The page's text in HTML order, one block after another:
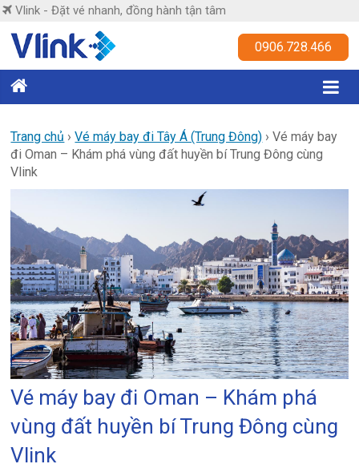
Skip
content
Vlink - Đặt vé nhanh, đồng hành tận tâm
Vlink
nhanh,
đồng
hành
tận
tâm
0906.728.466
Trang chủ ›Vé máy bay đi Tây Á (Trung Đông) ›Vé máy bay
đi Oman – Khám phá vùng đất huyền bí Trung Đông cùng
Vlink
Vé máy bay đi Oman – Khám phá
vùng đất huyền bí Trung Đông cùng
Vlink